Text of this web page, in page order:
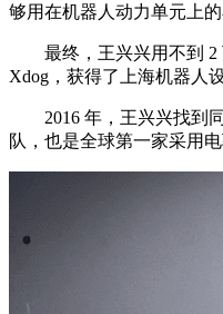
够用在机器人动力单元上
最终，王兴兴用不到 2
Xdog，获得了上海机器人
2016 年，王兴兴找到同
队，也是全球第一家采用电